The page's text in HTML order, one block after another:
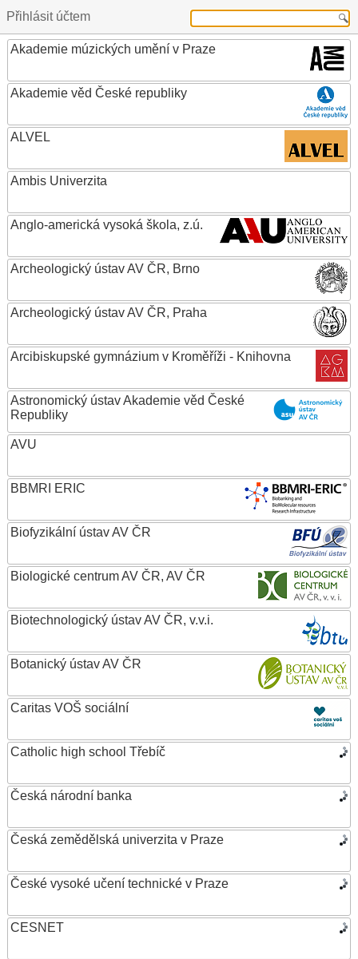
Přihlásit účtem
Akademie múzických umění v Praze
Akademie věd České republiky
ALVEL
Ambis Univerzita
Anglo-americká vysoká škola, z.ú.
Archeologický ústav AV ČR, Brno
Archeologický ústav AV ČR, Praha
Arcibiskupské gymnázium v Kroměříži - Knihovna
Astronomický ústav Akademie věd České
Republiky
AVU
BBMRI ERIC
Biofyzikální ústav AV ČR
Biologické centrum AV ČR, AV ČR
Biotechnologický ústav AV ČR, v.v.i.
Botanický ústav AV ČR
Caritas VOŠ sociální
Catholic high school Třebíč
Česká národní banka
Česká zemědělská univerzita v Praze
České vysoké učení technické v Praze
CESNET